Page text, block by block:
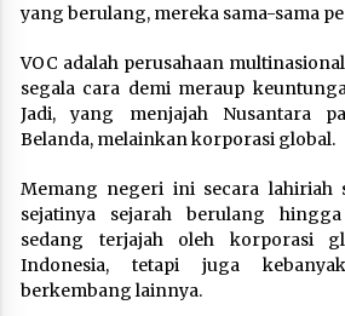
yang berulang, mereka sama-sama
VOC adalah perusahaan
segala cara demi meraup
Jadi, yang menjajah Nusantara
Belanda, melainkan korporasi global.
Memang negeri ini secara lahiriah
sejatinya sejarah berulang
sedang terjajah oleh korporasi
Indonesia, tetapi juga
berkembang lainnya.